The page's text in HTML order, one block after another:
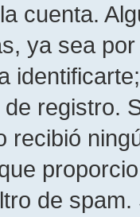
cuenta.
ya sea
registro.
recibió
de